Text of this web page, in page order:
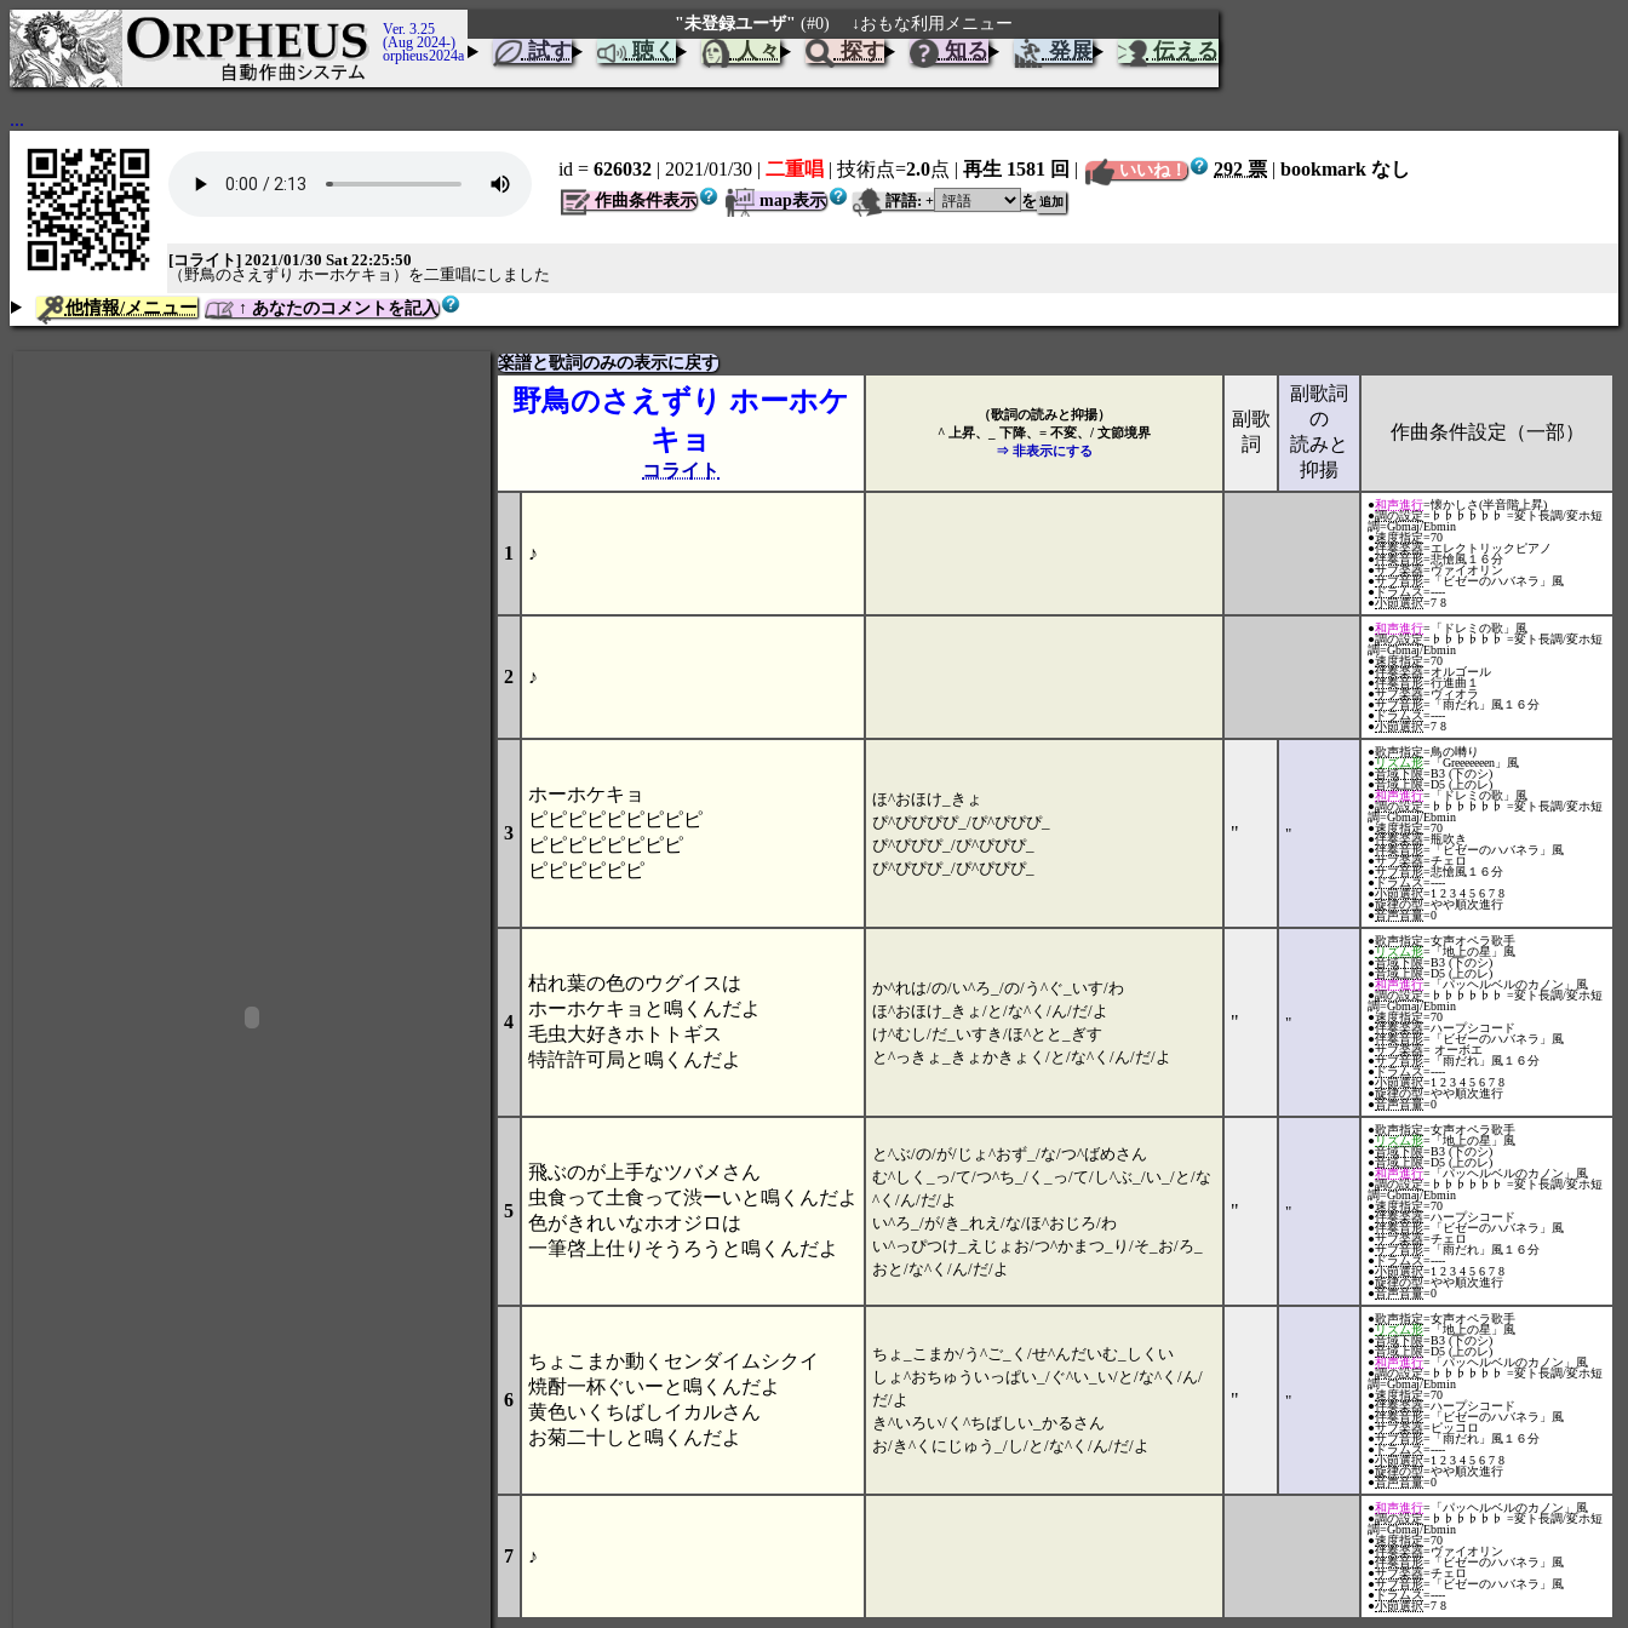
Ver. 3.25
(Aug 2024-)
orpheus2024a
"未登録ユーザ" (#0) ↓おもな利用メニュー
試す 聴く 人々 探す 知る 発展 伝える
...
id = 626032 | 2021/01/30 | 二重唱 | 技術点=2.0点 | 再生 1581 回 | いいね！ 292 票 | bookmark なし
作曲条件表示 map表示 評語: + を
[コライト] 2021/01/30 Sat 22:25:50
（野鳥のさえずり ホーホケキョ）を二重唱にしました
他情報/メニュー ↑ あなたのコメントを記入
楽譜と歌詞のみの表示に戻す
野鳥のさえずり ホーホケ
キョ
コライト
（歌詞の読みと抑揚）
^ 上昇、_ 下降、= 不変、/ 文節境界
⇒ 非表示にする
副歌
詞
副歌詞
の
読みと
抑揚
作曲条件設定（一部）
1 ♪
●和声進行=懐かしさ(半音階上昇)
●調の設定=♭♭♭♭♭♭ =変ト長調/変ホ短
調=Gbmaj/Ebmin
●速度指定=70
●伴奏楽器=エレクトリックピアノ
●伴奏音形=悲愴風１６分
●サブ楽器=ヴァイオリン
●サブ音形=「ビゼーのハバネラ」風
●ドラムス=----
●小節選択=7 8
2 ♪
●和声進行=「ドレミの歌」風
●調の設定=♭♭♭♭♭♭ =変ト長調/変ホ短
調=Gbmaj/Ebmin
●速度指定=70
●伴奏楽器=オルゴール
●伴奏音形=行進曲１
●サブ楽器=ヴィオラ
●サブ音形=「雨だれ」風１６分
●ドラムス=----
●小節選択=7 8
3
ホーホケキョ
ピピピピピピピピピ
ピピピピピピピピ
ピピピピピピ
ほ^おほけ_きょ
ぴ^ぴぴぴぴ_/ぴ^ぴぴぴ_
ぴ^ぴぴぴ_/ぴ^ぴぴぴ_
ぴ^ぴぴぴ_/ぴ^ぴぴぴ_
" "
●歌声指定=鳥の囀り
●リズム形=「Greeeeeeen」風
●音域下限=B3 (下のシ)
●音域上限=D5 (上のレ)
●和声進行=「ドレミの歌」風
●調の設定=♭♭♭♭♭♭ =変ト長調/変ホ短
調=Gbmaj/Ebmin
●速度指定=70
●伴奏楽器=瓶吹き
●伴奏音形=「ビゼーのハバネラ」風
●サブ楽器=チェロ
●サブ音形=悲愴風１６分
●ドラムス=----
●小節選択=1 2 3 4 5 6 7 8
●旋律の型=やや順次進行
●音声音量=0
4
枯れ葉の色のウグイスは
ホーホケキョと鳴くんだよ
毛虫大好きホトトギス
特許許可局と鳴くんだよ
か^れは/の/い^ろ_/の/う^ぐ_いす/わ
ほ^おほけ_きょ/と/な^く/ん/だ/よ
け^むし/だ_いすき/ほ^とと_ぎす
と^っきょ_きょかきょく/と/な^く/ん/だ/よ
" "
●歌声指定=女声オペラ歌手
●リズム形=「地上の星」風
●音域下限=B3 (下のシ)
●音域上限=D5 (上のレ)
●和声進行=「パッヘルベルのカノン」風
●調の設定=♭♭♭♭♭♭ =変ト長調/変ホ短
調=Gbmaj/Ebmin
●速度指定=70
●伴奏楽器=ハープシコード
●伴奏音形=「ビゼーのハバネラ」風
●サブ楽器= オーボエ
●サブ音形=「雨だれ」風１６分
●ドラムス=----
●小節選択=1 2 3 4 5 6 7 8
●旋律の型=やや順次進行
●音声音量=0
5
飛ぶのが上手なツバメさん
虫食って土食って渋ーいと鳴くんだよ
色がきれいなホオジロは
一筆啓上仕りそうろうと鳴くんだよ
と^ぶ/の/が/じょ^おず_/な/つ^ばめさん
む^しく_っ/て/つ^ち_/く_っ/て/し^ぶ_/い_/と/な
^く/ん/だ/よ
い^ろ_/が/き_れえ/な/ほ^おじろ/わ
い^っぴつけ_えじょお/つ^かまつ_り/そ_お/ろ_
おと/な^く/ん/だ/よ
" "
●歌声指定=女声オペラ歌手
●リズム形=「地上の星」風
●音域下限=B3 (下のシ)
●音域上限=D5 (上のレ)
●和声進行=「パッヘルベルのカノン」風
●調の設定=♭♭♭♭♭♭ =変ト長調/変ホ短
調=Gbmaj/Ebmin
●速度指定=70
●伴奏楽器=ハープシコード
●伴奏音形=「ビゼーのハバネラ」風
●サブ楽器=チェロ
●サブ音形=「雨だれ」風１６分
●ドラムス=----
●小節選択=1 2 3 4 5 6 7 8
●旋律の型=やや順次進行
●音声音量=0
6
ちょこまか動くセンダイムシクイ
焼酎一杯ぐいーと鳴くんだよ
黄色いくちばしイカルさん
お菊二十しと鳴くんだよ
ちょ_こまか/う^ご_く/せ^んだいむ_しくい
しょ^おちゅういっぱい_/ぐ^い_い/と/な^く/ん/
だ/よ
き^いろい/く^ちばしい_かるさん
お/き^くにじゅう_/し/と/な^く/ん/だ/よ
" "
●歌声指定=女声オペラ歌手
●リズム形=「地上の星」風
●音域下限=B3 (下のシ)
●音域上限=D5 (上のレ)
●和声進行=「パッヘルベルのカノン」風
●調の設定=♭♭♭♭♭♭ =変ト長調/変ホ短
調=Gbmaj/Ebmin
●速度指定=70
●伴奏楽器=ハープシコード
●伴奏音形=「ビゼーのハバネラ」風
●サブ楽器=ピッコロ
●サブ音形=「雨だれ」風１６分
●ドラムス=----
●小節選択=1 2 3 4 5 6 7 8
●旋律の型=やや順次進行
●音声音量=0
7 ♪
●和声進行=「パッヘルベルのカノン」風
●調の設定=♭♭♭♭♭♭ =変ト長調/変ホ短
調=Gbmaj/Ebmin
●速度指定=70
●伴奏楽器=ヴァイオリン
●伴奏音形=「ビゼーのハバネラ」風
●サブ楽器=チェロ
●サブ音形=「ビゼーのハバネラ」風
●ドラムス=----
●小節選択=7 8